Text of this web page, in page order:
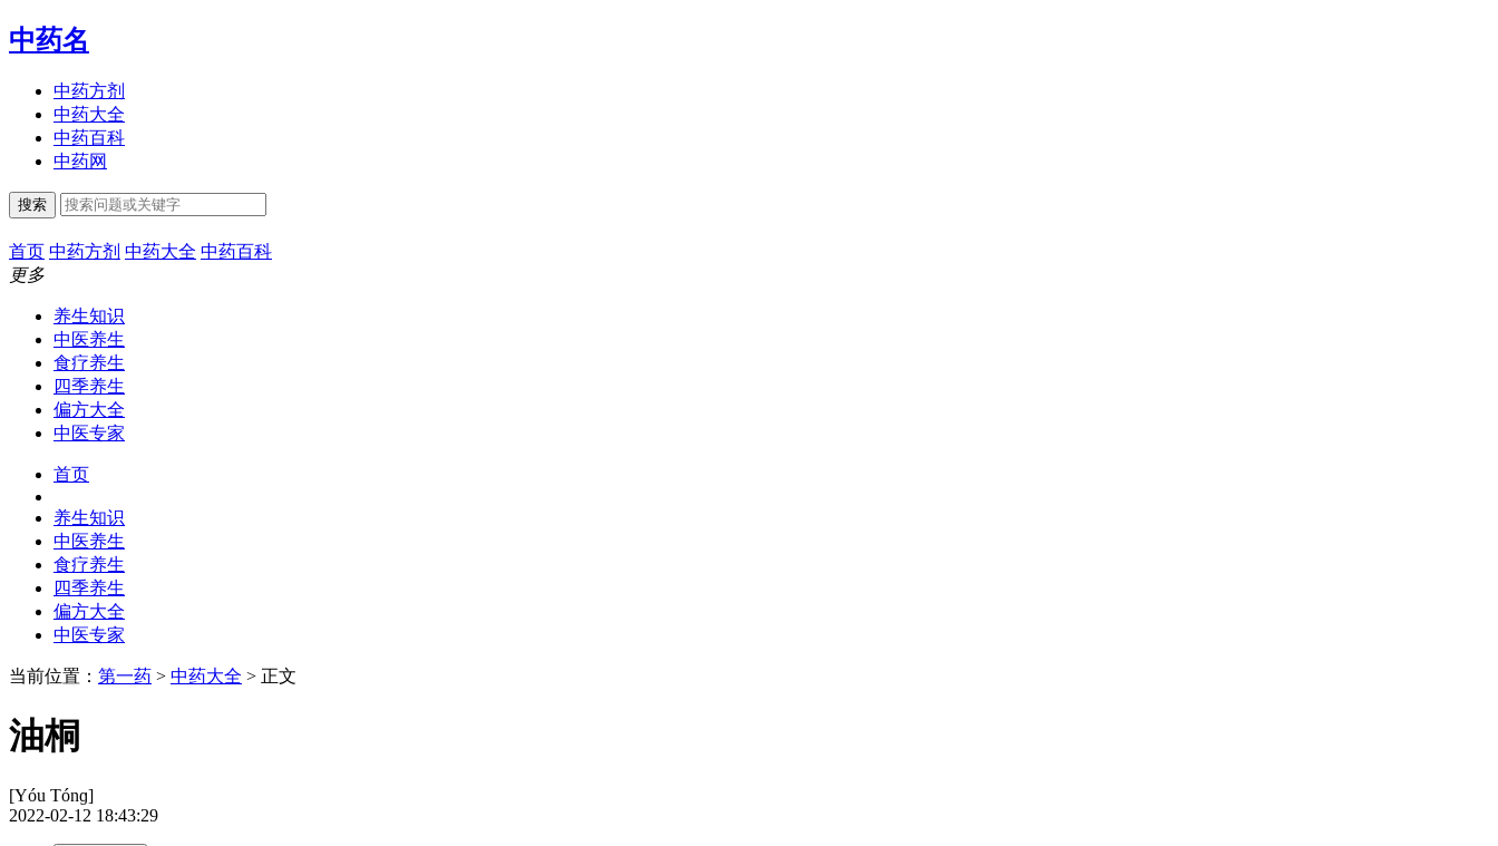
中药名
中药方剂
中药大全
中药百科
中药网
搜索
首页 中药方剂 中药大全 中药百科
更多
养生知识
中医养生
食疗养生
四季养生
偏方大全
中医专家
首页
养生知识
中医养生
食疗养生
四季养生
偏方大全
中医专家
当前位置： 第一药 > 中药大全 > 正文
油桐
[Yóu Tónɡ]
2022-02-12 18:43:29